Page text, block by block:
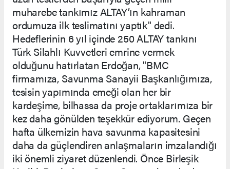
muharebe tankımız ALTAY’ın kahraman
ordumuza ilk teslimatını yaptık" dedi.
Hedeflerinin 6 yıl içinde 250 ALTAY tankını
Türk Silahlı Kuvvetleri emrine vermek
olduğunu hatırlatan Erdoğan, "BMC
firmamıza, Savunma Sanayii Başkanlığımıza,
tesisin yapımında emeği olan her bir
kardeşime, bilhassa da proje ortaklarımıza bir
kez daha gönülden teşekkür ediyorum. Geçen
hafta ülkemizin hava savunma kapasitesini
daha da güçlendiren anlaşmaların imzalandığı
iki önemli ziyaret düzenlendi. Önce Birleşik